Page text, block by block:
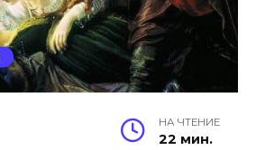
НА ЧТЕНИЕ
22 мин.